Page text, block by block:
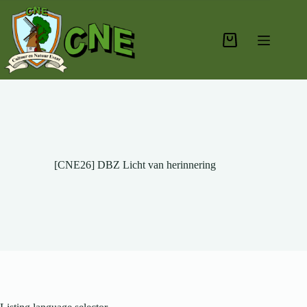
naar
inhoud
Winkelwagen
[CNE26] DBZ Licht van herinnering